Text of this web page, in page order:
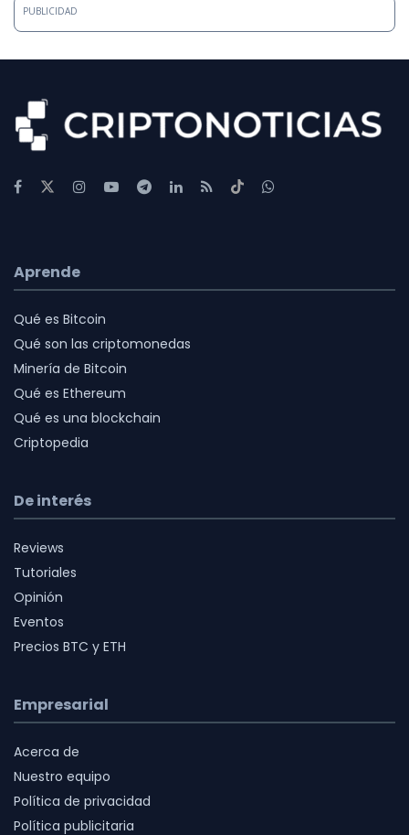
PUBLICIDAD
Aprende
Qué es Bitcoin
Qué son las criptomonedas
Minería de Bitcoin
Qué es Ethereum
Qué es una blockchain
Criptopedia
De interés
Reviews
Tutoriales
Opinión
Eventos
Precios BTC y ETH
Empresarial
Acerca de
Nuestro equipo
Política de privacidad
Política publicitaria